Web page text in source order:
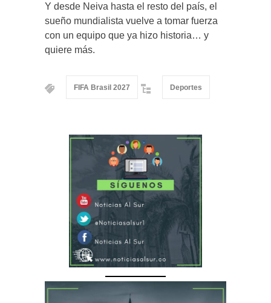
Y desde Neiva hasta el resto del país, el
sueño mundialista vuelve a tomar fuerza
con un equipo que ya hizo historia… y
quiere más.
FIFA Brasil 2027 Deportes